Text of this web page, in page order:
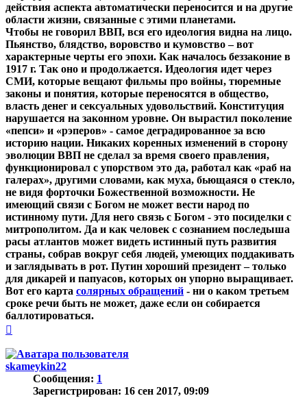
действия аспекта автоматически переносится и на другие
области жизни, связанные с этими планетами.
Чтобы не говорил ВВП, вся его идеология видна на лицо.
Пьянство, блядство, воровство и кумовство – вот
характерные черты его эпохи. Как началось беззаконие в
1917 г. Так оно и продолжается. Идеология идет через
СМИ, которые вещают фильмы про войны, тюремные
законы и понятия, которые переносятся в общество,
власть денег и сексуальных удовольствий. Конституция
нарушается на законном уровне. Он вырастил поколение
«пепси» и «рэперов» - самое деградированное за всю
историю нации. Никаких коренных изменений в сторону
эволюции ВВП не сделал за время своего правления,
функционировал с упорством это да, работал как «раб на
галерах», другими словами, как муха, бьющаяся о стекло,
не видя форточки Божественной возможности. Не
имеющий связи с Богом не может вести народ по
истинному пути. Для него связь с Богом - это посиделки с
митрополитом. Да и как человек с сознанием последыша
расы атлантов может видеть истинный путь развития
страны, собрав вокруг себя людей, умеющих поддакивать
и заглядывать в рот. Путин хороший президент – только
для дикарей и папуасов, которых он упорно выращивает.
Вот его карта солярных обращений - ни о каком третьем
сроке речи быть не может, даже если он собирается
баллотироваться.
началу
skameykin22
Сообщения: 1
Зарегистрирован: 16 сен 2017, 09:09